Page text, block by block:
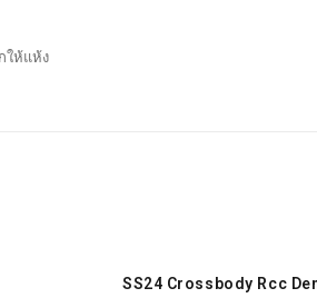
ให้แห้ง
-80% SHOP
SS24 Crossbody Rcc